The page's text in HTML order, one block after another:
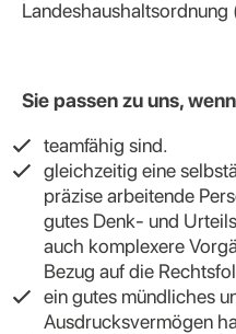
Sie passen zu uns,
teamfähig sind.
gleichzeitig eine
präzise arbeitende
gutes Denk- und
auch komplexere
Bezug auf die
ein gutes mündliches
Ausdrucksvermögen